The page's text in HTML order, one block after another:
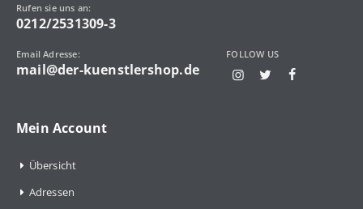
Rufen sie uns an:
0212/2531309-3
Email Adresse:
mail@der-kuenstlershop.de
FOLLOW US
Mein Account
Übersicht
Adressen